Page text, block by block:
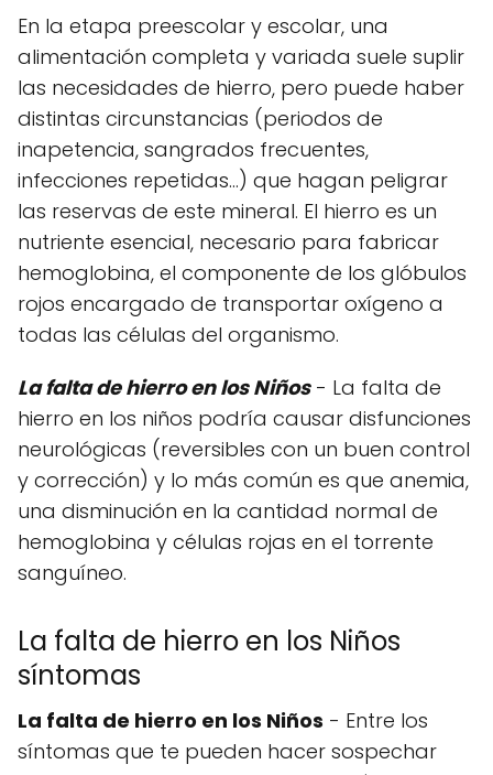
En la etapa preescolar y escolar, una
alimentación completa y variada suele suplir
las necesidades de hierro, pero puede haber
distintas circunstancias (periodos de
inapetencia, sangrados frecuentes,
infecciones repetidas…) que hagan peligrar
las reservas de este mineral. El hierro es un
nutriente esencial, necesario para fabricar
hemoglobina, el componente de los glóbulos
rojos encargado de transportar oxígeno a
todas las células del organismo.
La falta de hierro en los Niños- La falta de
hierro en los niños podría causar disfunciones
neurológicas (reversibles con un buen control
y corrección) y lo más común es que anemia,
una disminución en la cantidad normal de
hemoglobina y células rojas en el torrente
sanguíneo.
La falta de hierro en los Niños
síntomas
La falta de hierro en los Niños - Entre los
síntomas que te pueden hacer sospechar